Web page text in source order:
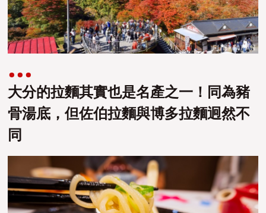
大分的拉麵其實也是名產之一！同為豬
骨湯底，但佐伯拉麵與博多拉麵迥然不
同